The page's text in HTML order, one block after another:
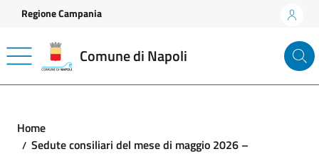
Vai ai contenuti
Vai al footer
Regione Campania
Comune di Napoli
Home
Sedute consiliari del mese di maggio 2026 –